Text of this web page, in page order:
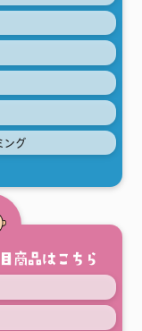
ング
商品はこちら